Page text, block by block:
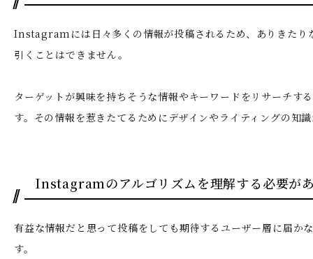
Instagramには日々多くの情報が投稿されるため、ありきたり
引くことはできません。
ターゲットが興味を持ちそうな情報やキーワードをリサーチす
す。その情報を惹きたてるためにデザインやライティングの知
Instagramのアルゴリズムを理解する必要が
有益な情報だと思って投稿をしても期待するユーザー層に届か
す。